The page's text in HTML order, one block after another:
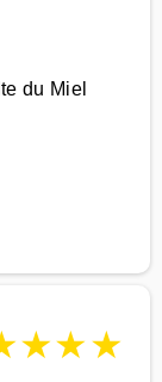
du Miel
★★★